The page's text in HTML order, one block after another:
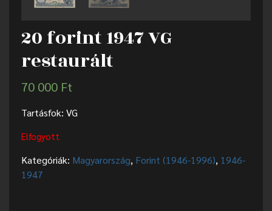
20 forint 1947 VG
restaurált
70 000 Ft
Tartásfok: VG
Elfogyott
Kategóriák: Magyarország, Forint (1946-1996), 1946-
1947